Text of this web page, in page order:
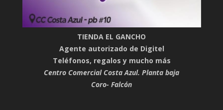
TIENDA EL GANCHO
Agente autorizado de Digitel
Teléfonos, regalos y mucho más
Centro Comercial Costa Azul. Planta baja
Coro- Falcón